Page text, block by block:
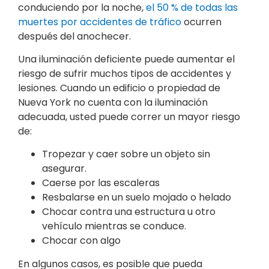
conduciendo por la noche,el 50 % de todas las
muertes por accidentes de tráficoocurren
después del anochecer.
Una iluminación deficiente puede aumentar el
riesgo de sufrir muchos tipos de accidentes y
lesiones. Cuando un edificio o propiedad de
Nueva York no cuenta con la iluminación
adecuada, usted puede correr un mayor riesgo
de:
Tropezar y caer sobre un objeto sin
asegurar.
Caerse por las escaleras
Resbalarse en un suelo mojado o helado
Chocar contra una estructura u otro
vehículo mientras se conduce.
Chocar con algo
En algunos casos, es posible que pueda